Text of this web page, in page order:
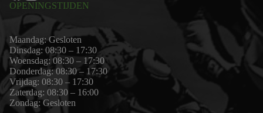
OPENINGSTIJDEN
Maandag: Gesloten
Dinsdag: 08:30 – 17:30
Woensdag: 08:30 – 17:30
Donderdag: 08:30 – 17:30
Vrijdag: 08:30 – 17:30
Zaterdag: 08:30 – 16:00
Zondag: Gesloten